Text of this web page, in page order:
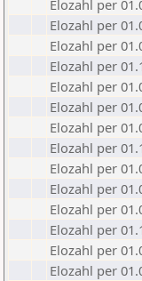
Elozahl per
Elozahl per
Elozahl per
Elozahl per
Elozahl per
Elozahl per
Elozahl per
Elozahl per
Elozahl per
Elozahl per
Elozahl per
Elozahl per
Elozahl per
Elozahl per